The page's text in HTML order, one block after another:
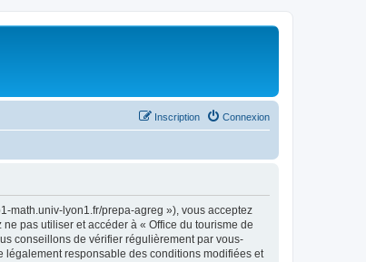
Connexion
Inscription
math.univ-lyon1.fr/prepa-agreg »), vous acceptez
pas utiliser et accéder à « Office du tourisme de
conseillons de vérifier régulièrement par vous-
légalement responsable des conditions modifiées et